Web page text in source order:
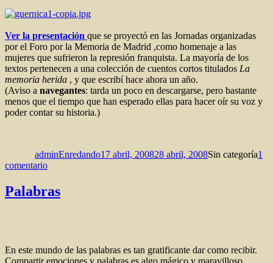
palabras
Ver la presentación que se proyectó en las Jornadas organizadas
por el Foro por la Memoria de Madrid ,como homenaje a las
mujeres que sufrieron la represión franquista. La mayoría de los
textos pertenecen a una colección de cuentos cortos titulados La
memoria herida , y que escribí hace ahora un año.
(Aviso a navegantes: tarda un poco en descargarse, pero bastante
menos que el tiempo que han esperado ellas para hacer oír su voz y
poder contar su historia.)
adminEnredando17 abril, 200828 abril, 2008Sin categoría1
comentarioen
36:La
Palabras
En este mundo de las palabras es tan gratificante dar como recibir.
Compartir emociones y palabras es algo mágico y maravilloso.